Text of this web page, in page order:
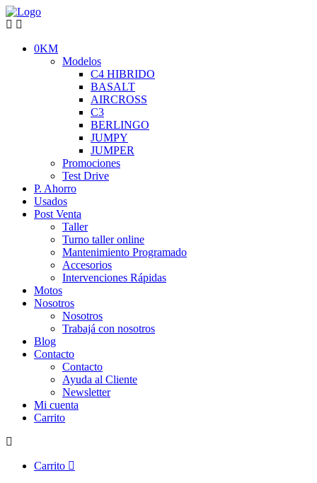
0KM
Modelos
C4 HIBRIDO
BASALT
AIRCROSS
C3
BERLINGO
JUMPY
JUMPER
Promociones
Test Drive
P. Ahorro
Usados
Post Venta
Taller
Turno taller online
Mantenimiento Programado
Accesorios
Intervenciones Rápidas
Motos
Nosotros
Nosotros
Trabajá con nosotros
Blog
Contacto
Contacto
Ayuda al Cliente
Newsletter
Mi cuenta
Carrito
Carrito